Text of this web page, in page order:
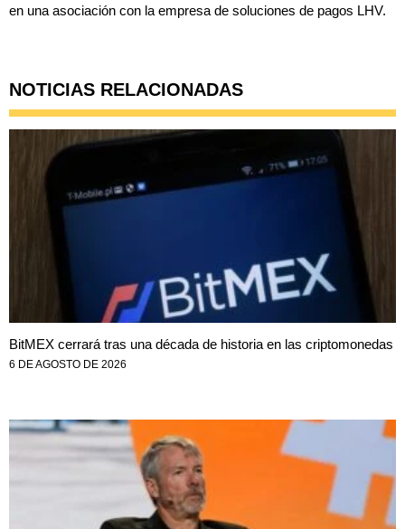
en una asociación con la empresa de soluciones de pagos LHV.
NOTICIAS RELACIONADAS
BitMEX cerrará tras una década de historia en las criptomonedas
6 DE AGOSTO DE 2026